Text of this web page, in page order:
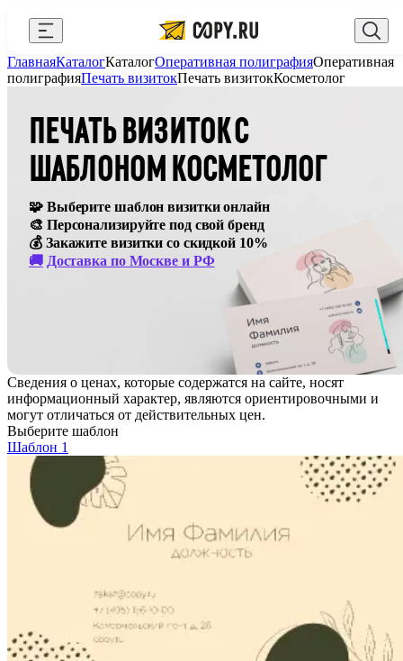
Выберите город Войти
AI Copy.ru
Сувениры с логотипом
Для бизнеса
Калькулятор
Новости
Клуб привилегий
Вакансии
О компании
Написать директору
Арендодателям
Контакты
Закрыть
ГлавнаяКаталогКаталогОперативная полиграфияОперативная
полиграфияПечать визитокПечать визитокКосметолог
ПЕЧАТЬ ВИЗИТОК С
ШАБЛОНОМ КОСМЕТОЛОГ
🧩 Выберите шаблон визитки онлайн
🎨 Персонализируйте под свой бренд
💰 Закажите визитки со скидкой 10%
🚚 Доставка по Москве и РФ
Сведения о ценах, которые содержатся на сайте, носят
информационный характер, являются ориентировочными и
могут отличаться от действительных цен.
Выберите шаблон
Шаблон 1